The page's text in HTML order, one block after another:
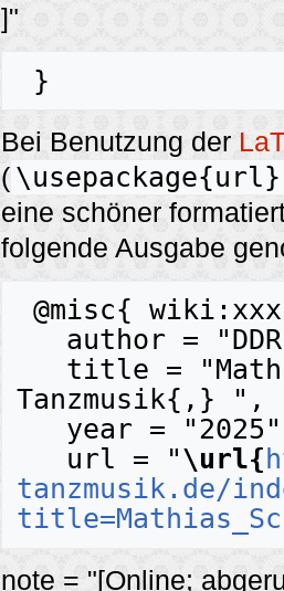
]"
Bei Benutzung der
( \usepackage{url}
eine schöner
folgende Ausgabe
Tanzmusik{,} ",
   url = "
\url{
tanzmusik.de/
note = "[Online;